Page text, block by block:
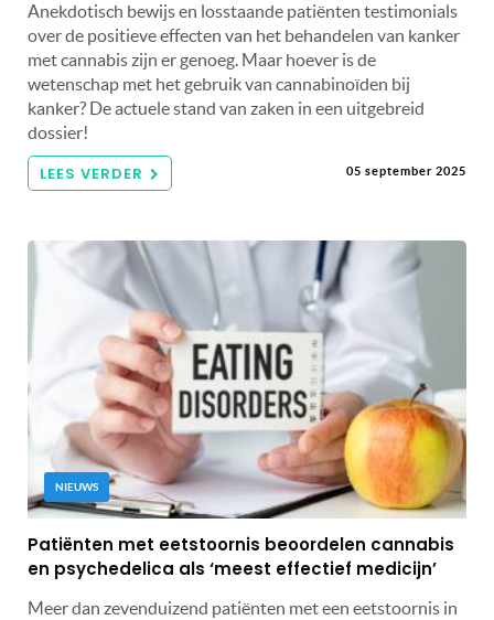
Anekdotisch bewijs en losstaande patiënten testimonials
over de positieve effecten van het behandelen van kanker
met cannabis zijn er genoeg. Maar hoever is de
wetenschap met het gebruik van cannabinoïden bij
kanker? De actuele stand van zaken in een uitgebreid
dossier!
LEES VERDER 05 september 2025
NIEUWS
Patiënten met eetstoornis beoordelen cannabis
en psychedelica als ‘meest effectief medicijn’
Meer dan zevenduizend patiënten met een eetstoornis in